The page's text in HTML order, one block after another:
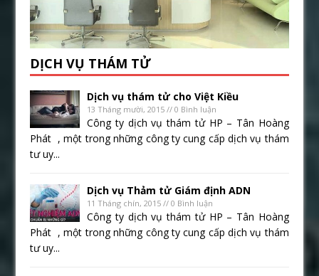
DỊCH VỤ THÁM TỬ
Dịch vụ thám tử cho Việt Kiều
13 Tháng mười, 2015 // 0 Bình luận
Công ty dịch vụ thám tử HP – Tân Hoàng
Phát , một trong những công ty cung cấp dịch vụ thám
tư uy...
Dịch vụ Thảm tử Giám định ADN
11 Tháng chín, 2015 // 0 Bình luận
Công ty dịch vụ thám tử HP – Tân Hoàng
Phát , một trong những công ty cung cấp dịch vụ thám
tư uy...